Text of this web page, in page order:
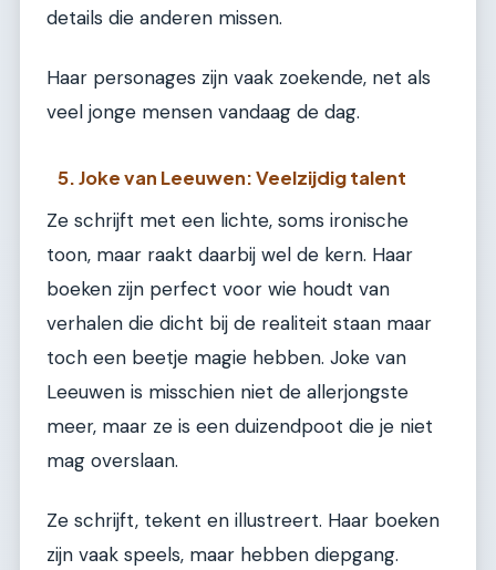
details die anderen missen.
Haar personages zijn vaak zoekende, net als
veel jonge mensen vandaag de dag.
5. Joke van Leeuwen: Veelzijdig talent
Ze schrijft met een lichte, soms ironische
toon, maar raakt daarbij wel de kern. Haar
boeken zijn perfect voor wie houdt van
verhalen die dicht bij de realiteit staan maar
toch een beetje magie hebben. Joke van
Leeuwen is misschien niet de allerjongste
meer, maar ze is een duizendpoot die je niet
mag overslaan.
Ze schrijft, tekent en illustreert. Haar boeken
zijn vaak speels, maar hebben diepgang.